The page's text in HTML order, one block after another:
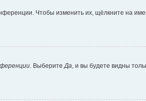
Чтобы изменить их, щёлкните на
. Выберите Да , и вы будете видны